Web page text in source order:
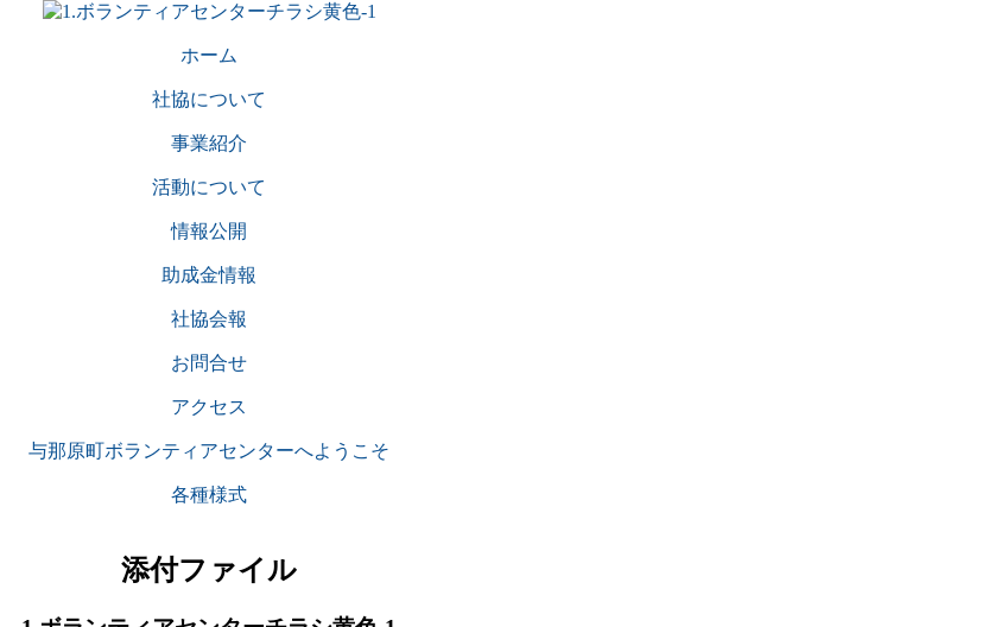
ホーム
社協について
事業紹介
活動について
情報公開
助成金情報
社協会報
お問合せ
アクセス
与那原町ボランティアセンターへようこそ
各種様式
添付ファイル